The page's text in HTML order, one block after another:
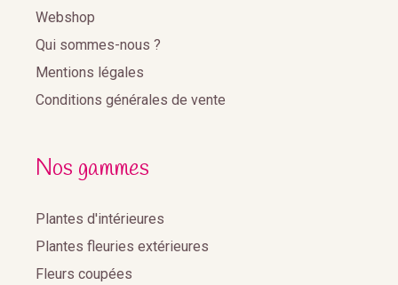
Webshop
Qui sommes-nous ?
Mentions légales
Conditions générales de vente
Nos gammes
Plantes d'intérieures
Plantes fleuries extérieures
Fleurs coupées